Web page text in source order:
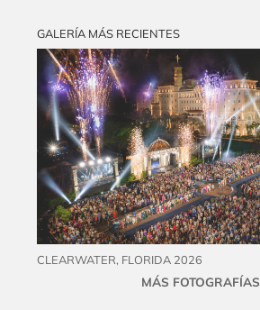
GALERÍA MÁS RECIENTES
CLEARWATER, FLORIDA 2026
MÁS FOTOGRAFÍAS